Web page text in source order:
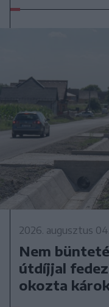
2026. augusztus
Nem
útdíjjal
okozta